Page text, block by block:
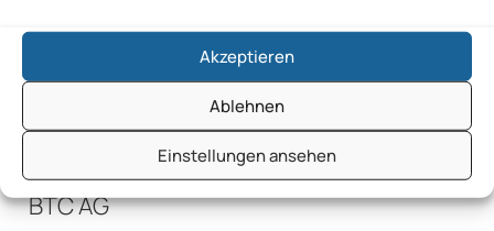
Akzeptieren
Ablehnen
Einstellungen ansehen
Finanz-DATA GmbH, Beratungs- und
BTC AG